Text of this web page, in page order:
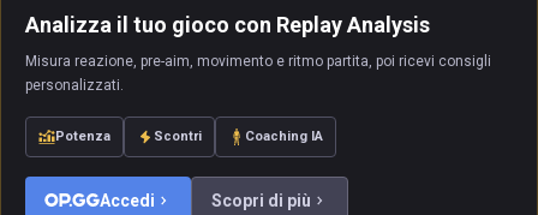
Analizza il tuo gioco con Replay Analysis
Misura reazione, pre-aim, movimento e ritmo partita, poi ricevi consigli
personalizzati.
Potenza Scontri Coaching IA
Accedi Scopri di più